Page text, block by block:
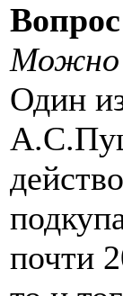
Можно
Один
почти